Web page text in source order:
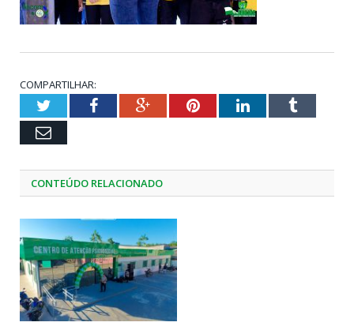
COMPARTILHAR:
TwitterFacebookGoogle+PinterestLinkedInTumblr
Email
CONTEÚDO RELACIONADO